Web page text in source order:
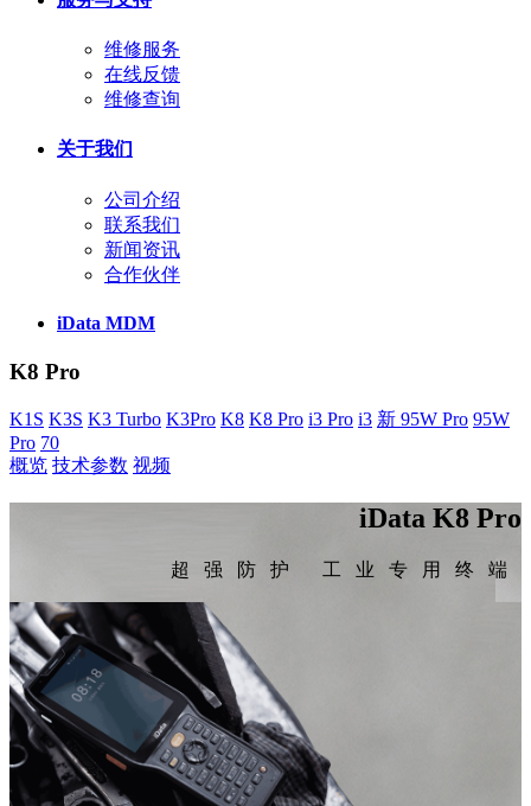
维修服务
在线反馈
维修查询
关于我们
公司介绍
联系我们
新闻资讯
合作伙伴
iData MDM
K8 Pro
K1S K3S K3 Turbo K3Pro K8 K8 Pro i3 Pro i3 新 95W Pro 95W
Pro 70
概览 技术参数 视频
iData K8 Pro
超强防护 工业专用终端